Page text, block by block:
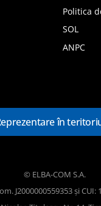
Politica
SOL
ANPC
în
© ELBA-COM S.A.
J2000000559353 și CUI: